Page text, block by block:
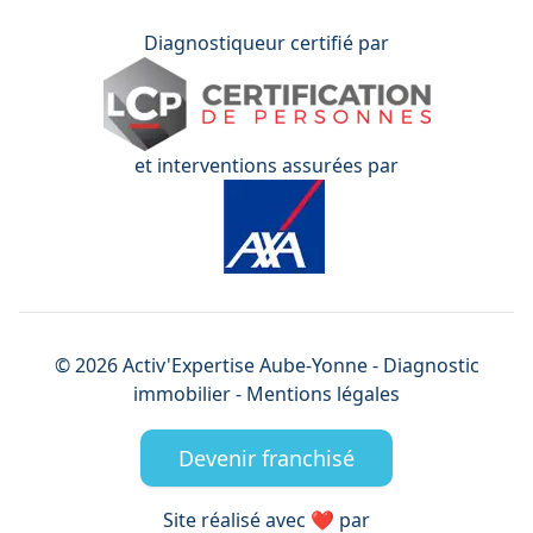
Diagnostiqueur certifié par
et interventions assurées par
©2026Activ'Expertise Aube-Yonne- Diagnostic
immobilier - Mentions légales
Devenir franchisé
Site réalisé avec ❤️ par